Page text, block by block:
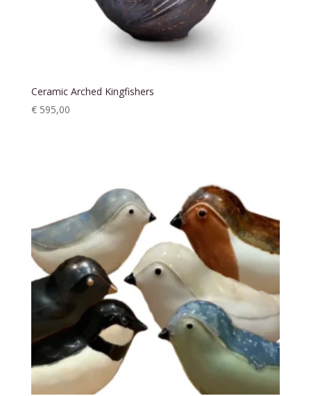
Ceramic Arched Kingfishers
€595,00